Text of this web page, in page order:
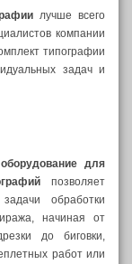
лучше всего
компании
типографии
задач и
для
позволяет
обработки
начиная от
до биговки,
работ или